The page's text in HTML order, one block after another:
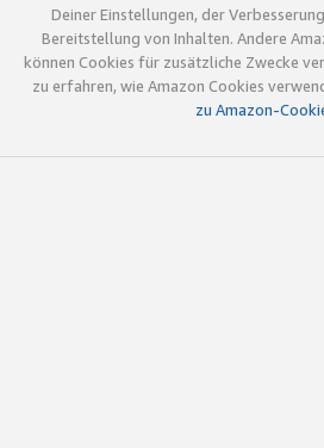
Deiner Einstellungen, der
Bereitstellung von Inhalten. Andere
können Cookies für zusätzliche Zwecke
zu erfahren, wie Amazon Cookies
zu Amazon-